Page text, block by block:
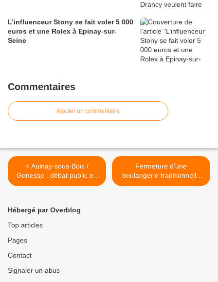
L’influenceur Stony se fait voler 5 000
euros et une Rolex à Epinay-sur-
Seine
Commentaires
Ajouter un commentaire
< Aulnay-sous-Bois /
Gonesse : débat public en
2016 sur le centre
Fermeture d’une
boulangerie traditionnelle
boulevard Lefèvre à
Hébergé par Overblog
Top articles
Pages
Contact
Signaler un abus